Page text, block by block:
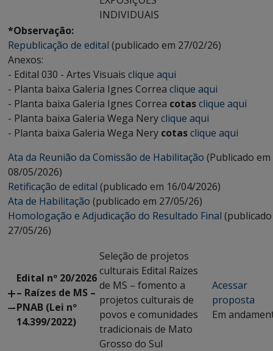
INDIVIDUAIS
*Observação:
Republicação de edital (publicado em 27/02/26)
Anexos:
- Edital 030 - Artes Visuais clique aqui
- Planta baixa Galeria Ignes Correa clique aqui
- Planta baixa Galeria Ignes Correa cotasclique aqui
- Planta baixa Galeria Wega Neryclique aqui
- Planta baixa Galeria Wega Nery cotasclique aqui
Ata da Reunião da Comissão de Habilitação (Publicado em
08/05/2026)
Retificação de edital (publicado em 16/04/2026)
Ata de Habilitação (publicado em 27/05/26)
Homologação e Adjudicação do Resultado Final
27/05/26)
Edital nº 20/2026
– Raízes de MS –
PNAB (Lei nº
14.399/2022)
Seleção de projetos
culturais Edital Raízes
de MS – fomento a
projetos culturais de
povos e comunidades
tradicionais de Mato
Grosso do Sul
Acessar
proposta
Em